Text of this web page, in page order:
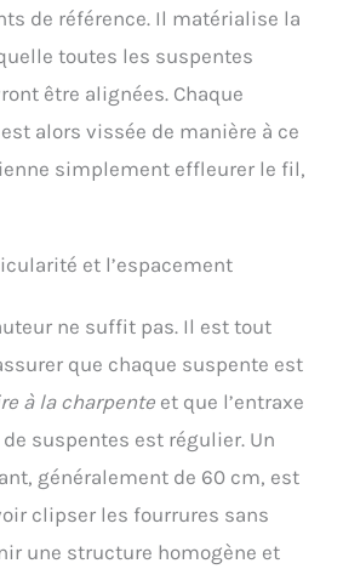
de référence. Il matérialise la
toutes les suspentes
être alignées. Chaque
alors vissée de manière à ce
simplement effleurer le fil,
et l’espacement
ne suffit pas. Il est tout
que chaque suspente est
à la charpente et que l’entraxe
suspentes est régulier. Un
généralement de 60 cm, est
clipser les fourrures sans
une structure homogène et